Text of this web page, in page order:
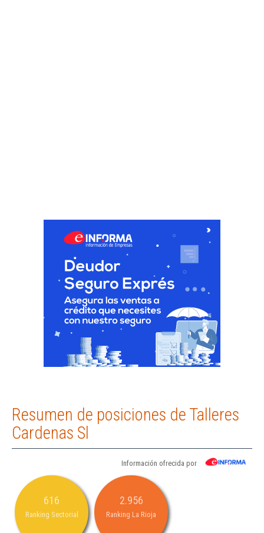
Resumen de posiciones de Talleres
Cardenas Sl
Información ofrecida por
616
Ranking Sectorial
2.956
Ranking La Rioja